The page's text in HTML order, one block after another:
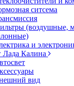
ситсема
(воздушные,
и
Калина
вид